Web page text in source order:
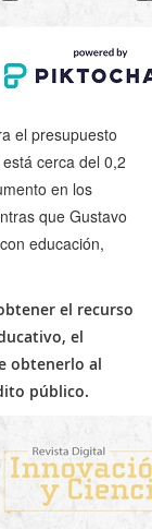
el presupuesto
cerca del 0,2
en los
que Gustavo
educación,
el recurso
el
obtenerlo al
público.